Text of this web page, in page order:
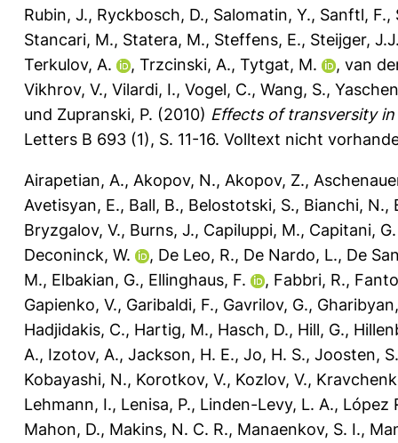
Rubin, J., Ryckbosch, D., Salomatin, Y., Sanftl, F.,
Stancari, M., Statera, M., Steffens, E., Steijger,
Terkulov, A.
, Trzcinski, A., Tytgat, M. , van
Vikhrov, V., Vilardi, I., Vogel, C., Wang, S.,
und Zupranski, P. (2010) Effects of transversity
Letters B 693 (1), S. 11-16. Volltext nicht
Airapetian, A., Akopov, N., Akopov, Z.,
Avetisyan, E., Ball, B., Belostotski, S., Bianchi, N.,
Bryzgalov, V., Burns, J., Capiluppi, M., Capitani, G.
Deconinck, W.
, De Leo, R., De Nardo, L., De
M., Elbakian, G., Ellinghaus, F. , Fabbri, R.,
Gapienko, V., Garibaldi, F., Gavrilov, G.,
Hadjidakis, C., Hartig, M., Hasch, D., Hill, G.,
A., Izotov, A., Jackson, H. E., Jo, H. S., Joosten, S.
Kobayashi, N., Korotkov, V., Kozlov, V.,
Lehmann, I., Lenisa, P., Linden-Levy, L. A., López
Mahon, D., Makins, N. C. R., Manaenkov, S. I.,